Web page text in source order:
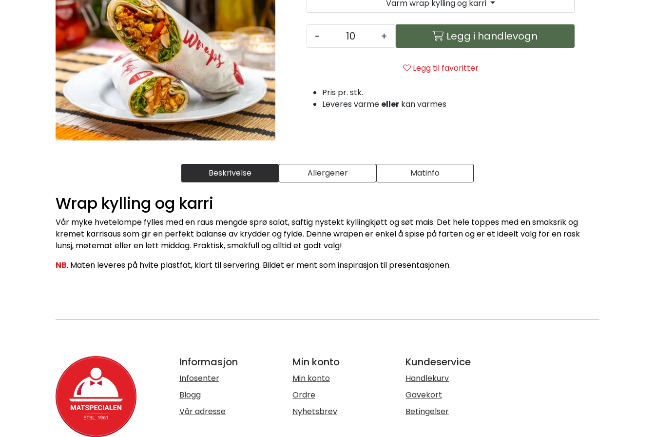
Varm wrap kylling og karri
- + Legg i handlevogn
Legg til favoritter
Pris pr. stk.
Leveres varme eller kan varmes
Beskrivelse Allergener Matinfo
Wrap kylling og karri
Vår myke hvetelompe fylles med en raus mengde sprø salat, saftig nystekt kyllingkjøtt og søt mais. Det hele toppes med en smaksrik og
kremet karrisaus som gir en perfekt balanse av krydder og fylde. Denne wrapen er enkel å spise på farten og er et ideelt valg for en rask
lunsj, møtemat eller en lett middag. Praktisk, smakfull og alltid et godt valg!
NB. Maten leveres på hvite plastfat, klart til servering. Bildet er ment som inspirasjon til presentasjonen.
Informasjon
Infosenter
Blogg
Vår adresse
Min konto
Min konto
Ordre
Nyhetsbrev
Kundeservice
Handlekurv
Gavekort
Betingelser